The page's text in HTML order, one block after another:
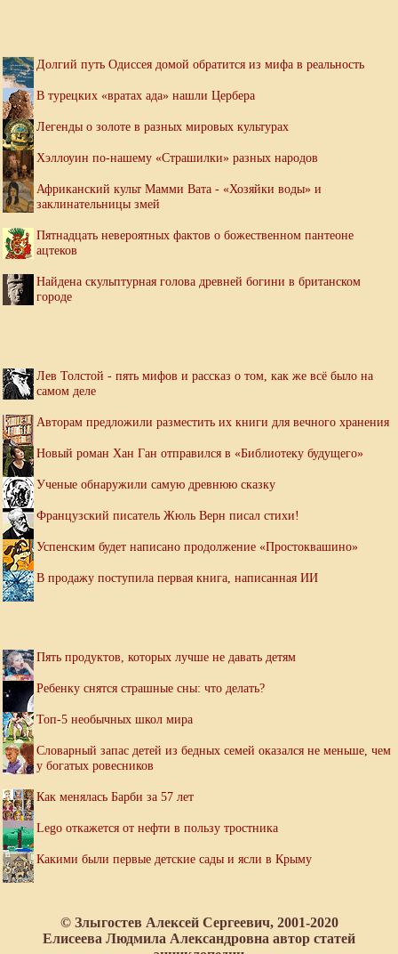
Долгий путь Одиссея домой обратится из мифа в реальность
В турецких «вратах ада» нашли Цербера
Легенды о золоте в разных мировых культурах
Хэллоуин по-нашему «Страшилки» разных народов
Африканский культ Мамми Вата - «Хозяйки воды» и
заклинательницы змей
Пятнадцать невероятных фактов о божественном пантеоне
ацтеков
Найдена скульптурная голова древней богини в британском
городе
Лев Толстой - пять мифов и рассказ о том, как же всё было на
самом деле
Авторам предложили разместить их книги для вечного хранения
Новый роман Хан Ган отправился в «Библиотеку будущего»
Ученые обнаружили самую древнюю сказку
Французский писатель Жюль Верн писал стихи!
Успенским будет написано продолжение «Простоквашино»
В продажу поступила первая книга, написанная ИИ
Пять продуктов, которых лучше не давать детям
Ребенку снятся страшные сны: что делать?
Топ-5 необычных школ мира
Словарный запас детей из бедных семей оказался не меньше, чем
у богатых ровесников
Как менялась Барби за 57 лет
Lego откажется от нефти в пользу тростника
Какими были первые детские сады и ясли в Крыму
© Злыгостев Алексей Сергеевич, 2001-2020
Елисеева Людмила Александровна автор статей